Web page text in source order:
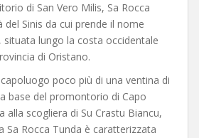
di San Vero Milis, Sa Rocca
del Sinis da cui prende il nome
situata lungo la costa occidentale
di Oristano.
poco più di una ventina di
base del promontorio di Capo
alla scogliera di Su Crastu Biancu,
Sa Rocca Tunda è caratterizzata